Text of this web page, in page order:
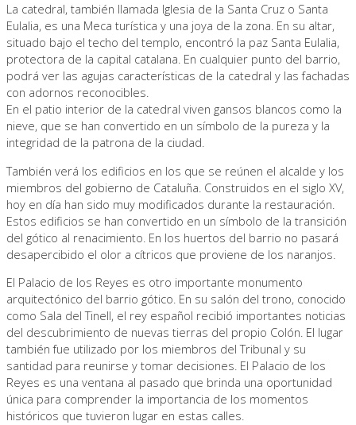
La catedral, también llamada Iglesia de la Santa Cruz o Santa
Eulalia, es una Meca turística y una joya de la zona. En su altar,
situado bajo el techo del templo, encontró la paz Santa Eulalia,
protectora de la capital catalana. En cualquier punto del barrio,
podrá ver las agujas características de la catedral y las fachadas
con adornos reconocibles.
En el patio interior de la catedral viven gansos blancos como la
nieve, que se han convertido en un símbolo de la pureza y la
integridad de la patrona de la ciudad.
También verá los edificios en los que se reúnen el alcalde y los
miembros del gobierno de Cataluña. Construidos en el siglo XV,
hoy en día han sido muy modificados durante la restauración.
Estos edificios se han convertido en un símbolo de la transición
del gótico al renacimiento. En los huertos del barrio no pasará
desapercibido el olor a cítricos que proviene de los naranjos.
El Palacio de los Reyes es otro importante monumento
arquitectónico del barrio gótico. En su salón del trono, conocido
como Sala del Tinell, el rey español recibió importantes noticias
del descubrimiento de nuevas tierras del propio Colón. El lugar
también fue utilizado por los miembros del Tribunal y su
santidad para reunirse y tomar decisiones. El Palacio de los
Reyes es una ventana al pasado que brinda una oportunidad
única para comprender la importancia de los momentos
históricos que tuvieron lugar en estas calles.